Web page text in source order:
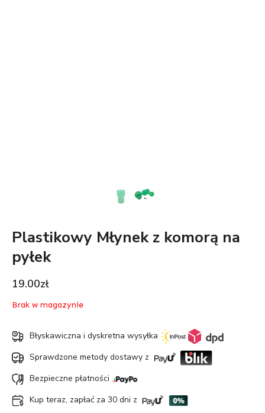
Plastikowy Młynek z komorą na
pyłek
19.00zł
Brak w magazynie
Błyskawiczna i dyskretna wysyłka
Sprawdzone metody dostawy z
Bezpieczne płatności
Kup teraz, zapłać za 30 dni z